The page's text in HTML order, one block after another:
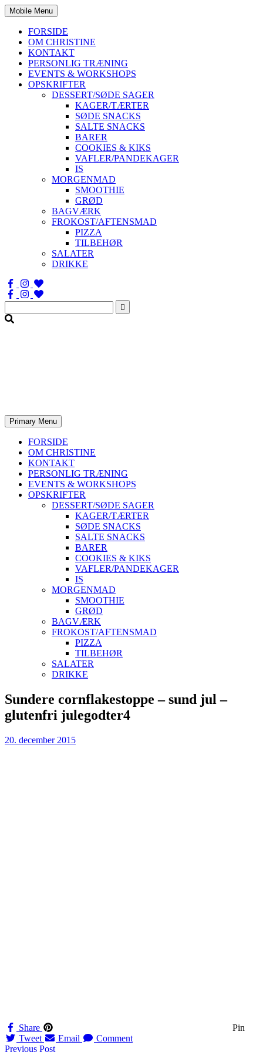
Mobile Menu
FORSIDE
OM CHRISTINE
KONTAKT
PERSONLIG TRÆNING
EVENTS & WORKSHOPS
OPSKRIFTER
DESSERT/SØDE SAGER
KAGER/TÆRTER
SØDE SNACKS
SALTE SNACKS
BARER
COOKIES & KIKS
VAFLER/PANDEKAGER
IS
MORGENMAD
SMOOTHIE
GRØD
BAGVÆRK
FROKOST/AFTENSMAD
PIZZA
TILBEHØR
SALATER
DRIKKE
Søg
efter:
Primary Menu
FORSIDE
OM CHRISTINE
KONTAKT
PERSONLIG TRÆNING
EVENTS & WORKSHOPS
OPSKRIFTER
DESSERT/SØDE SAGER
KAGER/TÆRTER
SØDE SNACKS
SALTE SNACKS
BARER
COOKIES & KIKS
VAFLER/PANDEKAGER
IS
MORGENMAD
SMOOTHIE
GRØD
BAGVÆRK
FROKOST/AFTENSMAD
PIZZA
TILBEHØR
SALATER
DRIKKE
Skip
to
content
Sundere cornflakestoppe – sund jul –
glutenfri julegodter4
20. december 2015
Share
Pin
Tweet
Email Comment
Previous Post